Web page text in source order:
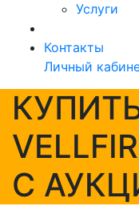
Услуги
Контакты
Личный
КУПИТЬ
С